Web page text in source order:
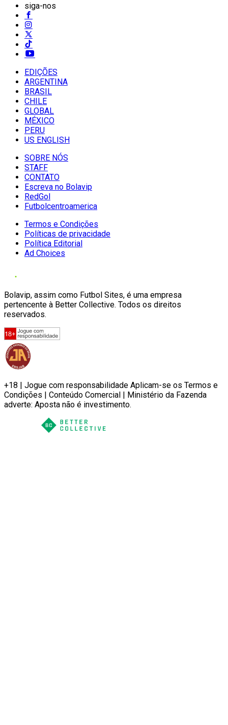
siga-nos
EDIÇÕES
ARGENTINA
BRASIL
CHILE
GLOBAL
MÉXICO
PERU
US ENGLISH
SOBRE NÓS
STAFF
CONTATO
Escreva no Bolavip
RedGol
Futbolcentroamerica
Termos e Condições
Políticas de privacidade
Política Editorial
Ad Choices
Bolavip, assim como Futbol Sites, é uma empresa
pertencente à Better Collective. Todos os direitos
reservados.
+18 | Jogue com responsabilidade Aplicam-se os Termos e
Condições | Conteúdo Comercial | Ministério da Fazenda
adverte: Aposta não é investimento.